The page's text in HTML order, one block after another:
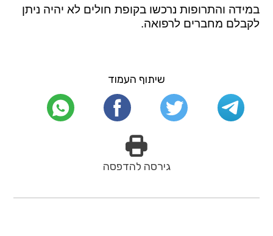
במידה והתרופות נרכשו בקופת חולים לא יהיה ניתן
לקבלם מחברים לרפואה.
שיתוף העמוד
גירסה להדפסה